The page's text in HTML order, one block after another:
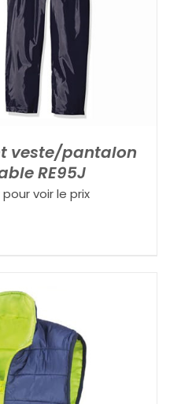
veste/pantalon
RE95J
voir le prix